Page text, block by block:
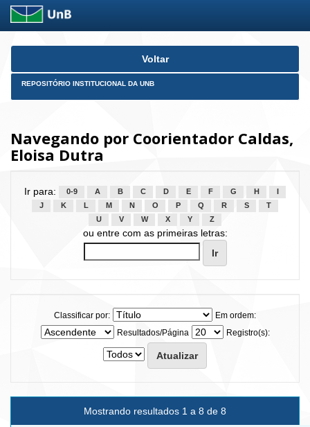
Skip
Voltar
REPOSITÓRIO INSTITUCIONAL DA UNB
Navegando por Coorientador Caldas,
Eloisa Dutra
Ir para: 0-9 A B C D E F G H
J
K L M N O P Q R S
T
U
V W X Y Z
ou entre com as primeiras letras:
Classificar por:
Em ordem:
Resultados/Página
Registro(s):
Mostrando resultados 1 a 8 de 8